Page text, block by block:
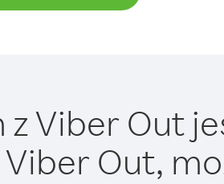
Viber Out
Out,